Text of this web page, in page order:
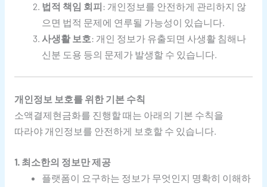
법적 책임 회피 : 개인정보를 안전하게 관리하지 않
으면 법적 문제에 연루될 가능성이 있습니다.
사생활 보호: 개인 정보가 유출되면 사생활 침해나
신분 도용 등의 문제가 발생할 수 있습니다.
개인정보 보호를 위한 기본 수칙
소액결제현금화를 진행할 때는 아래의 기본 수칙을
따라야 개인정보를 안전하게 보호할 수 있습니다.
1. 최소한의 정보만 제공
플랫폼이 요구하는 정보가 무엇인지 명확히 이해하